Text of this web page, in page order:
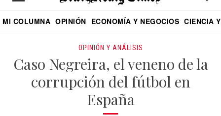
MI COLUMNA OPINIÓN ECONOMÍA Y NEGOCIOS CIENCIA
OPINIÓN Y ANÁLISIS
Caso Negreira, el veneno de la
corrupción del fútbol en
España